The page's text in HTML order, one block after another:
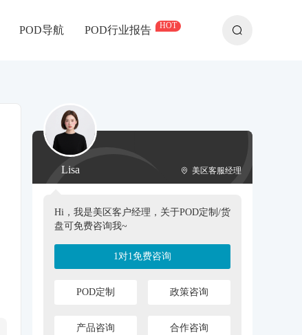
POD导航 POD行业报告 HOT
Lisa 美区客服经理
Hi，我是美区客户经理，关于POD定制/货
盘可免费咨询我~
1对1免费咨询
POD定制 政策咨询
产品咨询 合作咨询